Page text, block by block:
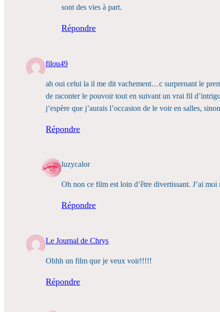
sont des vies à part.
Répondre
filou49
ah oui celui la il me dit vachement…c surprenant le
de raconter le pouvoir tout en suivant un vrai fil
j’espère que j’aurais l’occasion de le voir en salles,
Répondre
luzycalor
Oh non ce film est loin d’être divertissant. J’ai
Répondre
Le Journal de Chrys
Ohhh un film que je veux voir!!!!!
Répondre